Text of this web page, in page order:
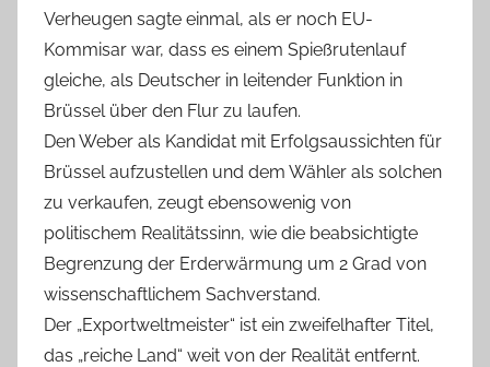
Verheugen sagte einmal, als er noch EU-
Kommisar war, dass es einem Spießrutenlauf
gleiche, als Deutscher in leitender Funktion in
Brüssel über den Flur zu laufen.
Den Weber als Kandidat mit Erfolgsaussichten für
Brüssel aufzustellen und dem Wähler als solchen
zu verkaufen, zeugt ebensowenig von
politischem Realitätssinn, wie die beabsichtigte
Begrenzung der Erderwärmung um 2 Grad von
wissenschaftlichem Sachverstand.
Der „Exportweltmeister“ ist ein zweifelhafter Titel,
das „reiche Land“ weit von der Realität entfernt.